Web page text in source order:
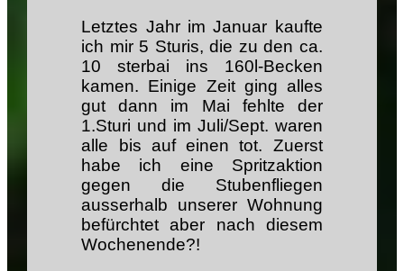
Letztes Jahr im Januar kaufte
ich mir 5 Sturis, die zu den ca.
10 sterbai ins 160l-Becken
kamen. Einige Zeit ging alles
gut dann im Mai fehlte der
1.Sturi und im Juli/Sept. waren
alle bis auf einen tot. Zuerst
habe ich eine Spritzaktion
gegen die Stubenfliegen
ausserhalb unserer Wohnung
befürchtet aber nach diesem
Wochenende?!